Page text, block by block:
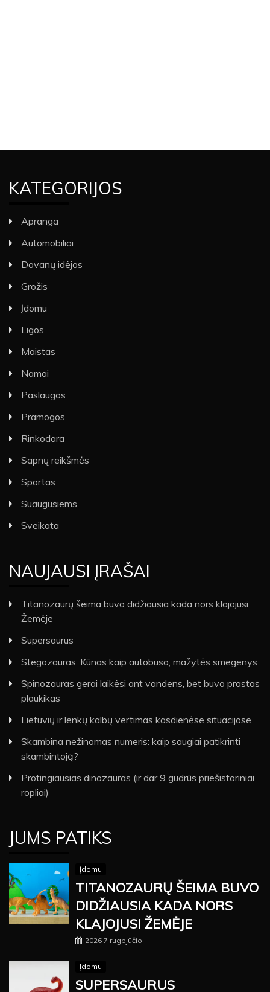
KATEGORIJOS
Apranga
Automobiliai
Dovanų idėjos
Grožis
Įdomu
Ligos
Maistas
Namai
Paslaugos
Pramogos
Rinkodara
Sapnų reikšmės
Sportas
Suaugusiems
Sveikata
NAUJAUSI ĮRAŠAI
Titanozaurų šeima buvo didžiausia kada nors klajojusi
Žemėje
Supersaurus
Stegozauras: Kūnas kaip autobuso, mažytės smegenys
Spinozauras gerai laikėsi ant vandens, bet buvo prastas
plaukikas
Lietuvių ir lenkų kalbų vertimas kasdienėse situacijose
Skambina nežinomas numeris: kaip saugiai patikrinti
skambintoją?
Protingiausias dinozauras (ir dar 9 gudrūs priešistoriniai
ropliai)
JUMS PATIKS
Įdomu
TITANOZAURŲ ŠEIMA BUVO
DIDŽIAUSIA KADA NORS
KLAJOJUSI ŽEMĖJE
2026 7 rugpjūčio
Įdomu
SUPERSAURUS